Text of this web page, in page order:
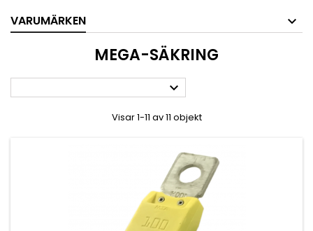
VARUMÄRKEN
MEGA-SÄKRING

Visar 1-11 av 11 objekt